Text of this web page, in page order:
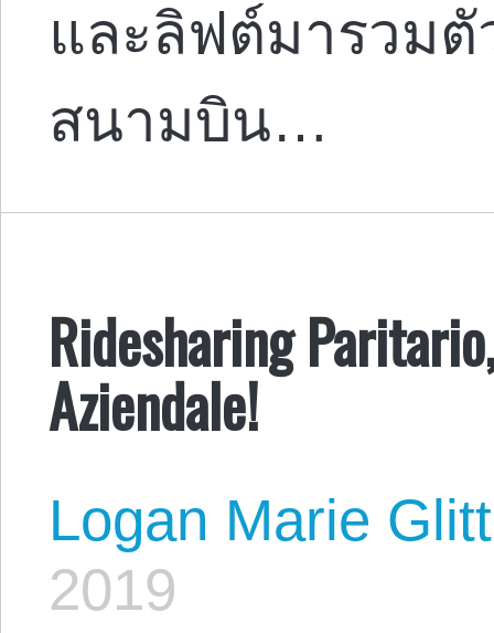
และลิฟต์มารวม
สนามบิน…
Ridesharing
Aziendale!
Logan Marie
2019